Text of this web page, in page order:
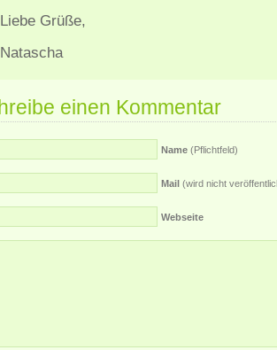
Liebe Grüße,
Natascha
einen Kommentar
Name (Pflichtfeld)
Mail (wird nicht
Webseite